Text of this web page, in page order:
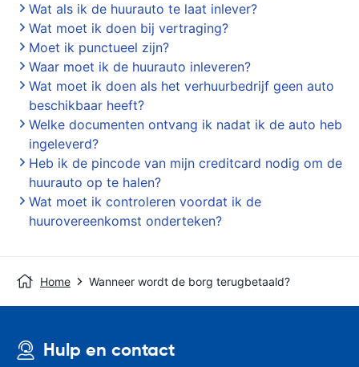
Wat als ik de huurauto te laat inlever?
Wat moet ik doen bij vertraging?
Moet ik punctueel zijn?
Waar moet ik de huurauto inleveren?
Wat moet ik doen als het verhuurbedrijf geen auto
beschikbaar heeft?
Welke documenten ontvang ik nadat ik de auto heb
ingeleverd?
Heb ik de pincode van mijn creditcard nodig om de
huurauto op te halen?
Wat moet ik controleren voordat ik de
huurovereenkomst onderteken?
Home Wanneer wordt de borg terugbetaald?
Hulp en contact